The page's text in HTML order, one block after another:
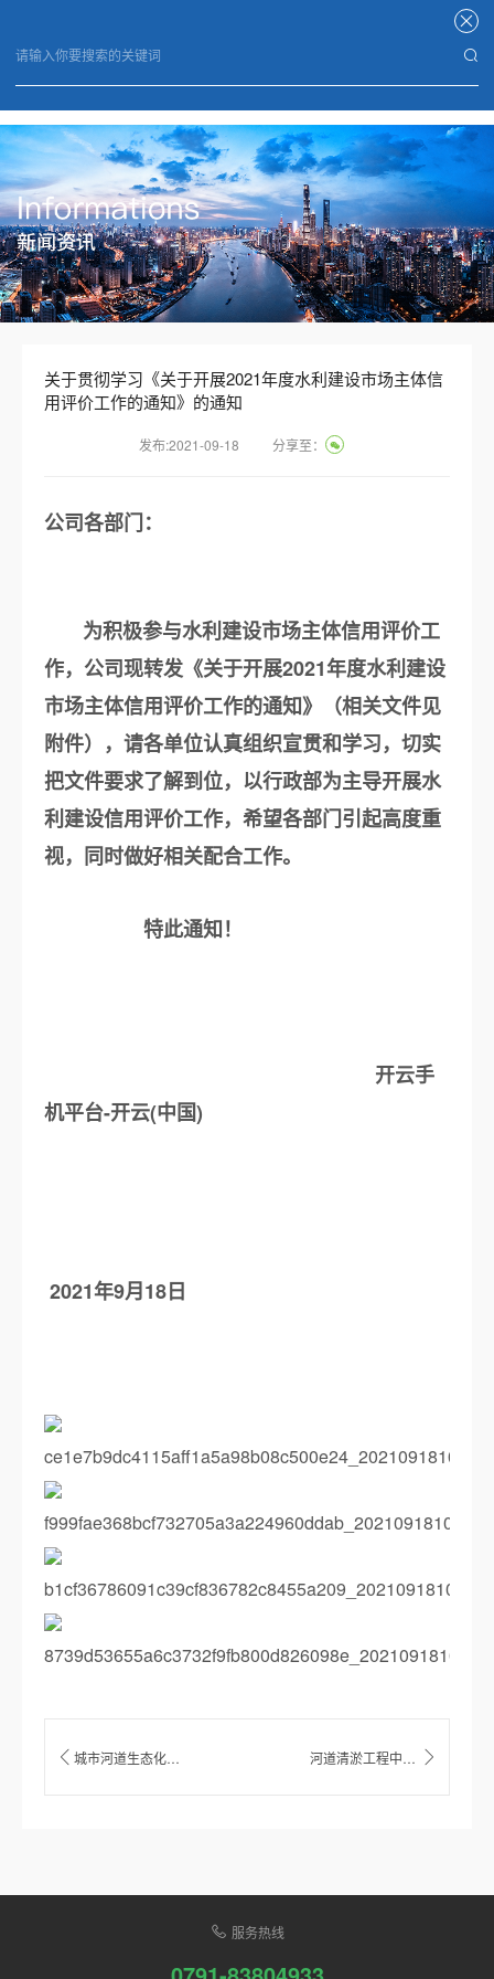
关于贯彻学习《关于开展2021年度水利建设市场主体信
用评价工作的通知》的通知
发布:2021-09-18 分享至：
公司各部门：
为积极参与水利建设市场主体信用评价工
作，公司现转发《关于开展2021年度水利建设
市场主体信用评价工作的通知》（相关文件见
附件），请各单位认真组织宣贯和学习，切实
把文件要求了解到位，以行政部为主导开展水
利建设信用评价工作，希望各部门引起高度重
视，同时做好相关配合工作。
特此通知！
开云手
机平台-开云(中国)
2021年9月18日
城市河道生态化治理设计方法超级详解 河道清淤工程中滑坡成因及应对措施
服务热线